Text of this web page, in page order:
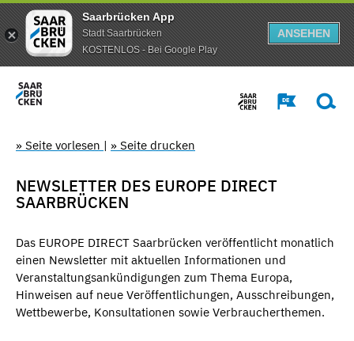
Saarbrücken App
Stadt Saarbrücken
KOSTENLOS - Bei Google Play
ANSEHEN
» Seite vorlesen | » Seite drucken
NEWSLETTER DES EUROPE DIRECT
SAARBRÜCKEN
Das EUROPE DIRECT Saarbrücken veröffentlicht monatlich
einen Newsletter mit aktuellen Informationen und
Veranstaltungsankündigungen zum Thema Europa,
Hinweisen auf neue Veröffentlichungen, Ausschreibungen,
Wettbewerbe, Konsultationen sowie Verbraucherthemen.